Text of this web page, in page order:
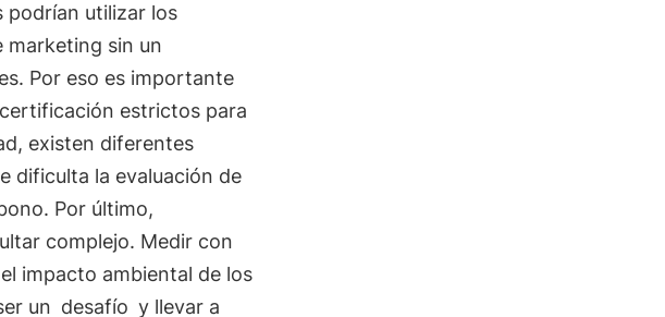
podrían utilizar los
marketing sin un
Por eso es importante
estrictos para
existen diferentes
dificulta la evaluación de
Por último,
complejo. Medir con
impacto ambiental de los
un desafío y llevar a